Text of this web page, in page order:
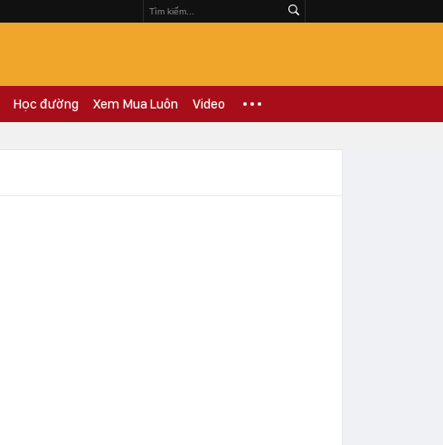
Học đường Xem Mua Luôn Video